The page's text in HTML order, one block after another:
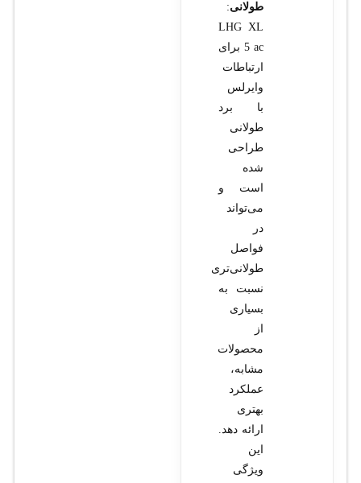
طولانی:
LHG XL
5 ac برای
ارتباطات
وایرلس
با برد
طولانی
طراحی
شده
است و
می‌تواند
در
فواصل
طولانی‌تری
نسبت به
بسیاری
از
محصولات
مشابه،
عملکرد
بهتری
ارائه دهد.
این
ویژگی